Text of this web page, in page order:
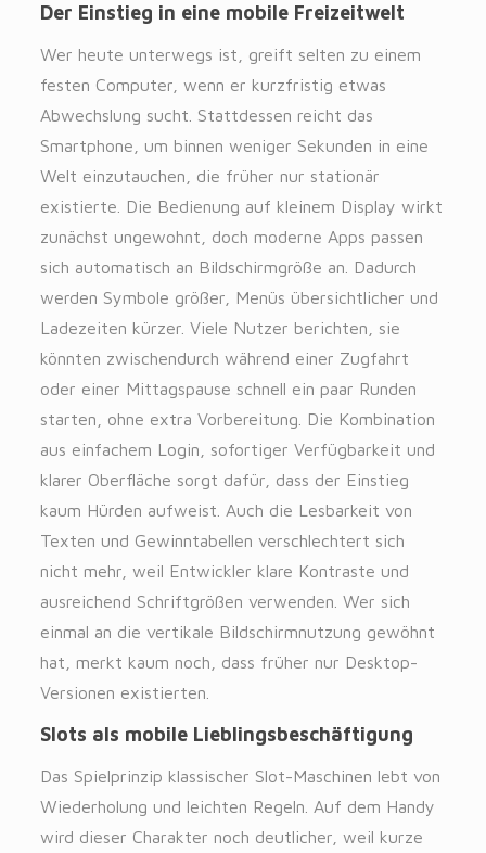
Der Einstieg in eine mobile Freizeitwelt
Wer heute unterwegs ist, greift selten zu einem
festen Computer, wenn er kurzfristig etwas
Abwechslung sucht. Stattdessen reicht das
Smartphone, um binnen weniger Sekunden in eine
Welt einzutauchen, die früher nur stationär
existierte. Die Bedienung auf kleinem Display wirkt
zunächst ungewohnt, doch moderne Apps passen
sich automatisch an Bildschirmgröße an. Dadurch
werden Symbole größer, Menüs übersichtlicher und
Ladezeiten kürzer. Viele Nutzer berichten, sie
könnten zwischendurch während einer Zugfahrt
oder einer Mittagspause schnell ein paar Runden
starten, ohne extra Vorbereitung. Die Kombination
aus einfachem Login, sofortiger Verfügbarkeit und
klarer Oberfläche sorgt dafür, dass der Einstieg
kaum Hürden aufweist. Auch die Lesbarkeit von
Texten und Gewinntabellen verschlechtert sich
nicht mehr, weil Entwickler klare Kontraste und
ausreichend Schriftgrößen verwenden. Wer sich
einmal an die vertikale Bildschirmnutzung gewöhnt
hat, merkt kaum noch, dass früher nur Desktop-
Versionen existierten.
Slots als mobile Lieblingsbeschäftigung
Das Spielprinzip klassischer Slot-Maschinen lebt von
Wiederholung und leichten Regeln. Auf dem Handy
wird dieser Charakter noch deutlicher, weil kurze